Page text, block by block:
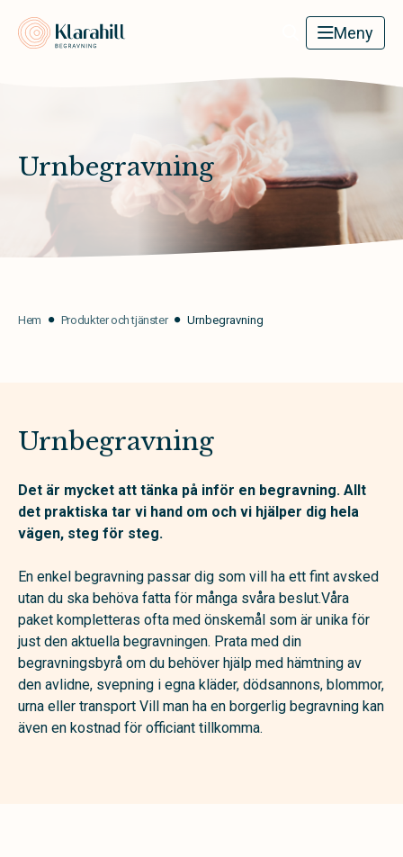
Meny
Urnbegravning
Hem Produkter och tjänster Urnbegravning
Urnbegravning
Det är mycket att tänka på inför en begravning. Allt
det praktiska tar vi hand om och vi hjälper dig hela
vägen, steg för steg.
En enkel begravning passar dig som vill ha ett fint avsked
utan du ska behöva fatta för många svåra beslut.Våra
paket kompletteras ofta med önskemål som är unika för
just den aktuella begravningen. Prata med din
begravningsbyrå om du behöver hjälp med hämtning av
den avlidne, svepning i egna kläder, dödsannons, blommor,
urna eller transport Vill man ha en borgerlig begravning kan
även en kostnad för officiant tillkomma.